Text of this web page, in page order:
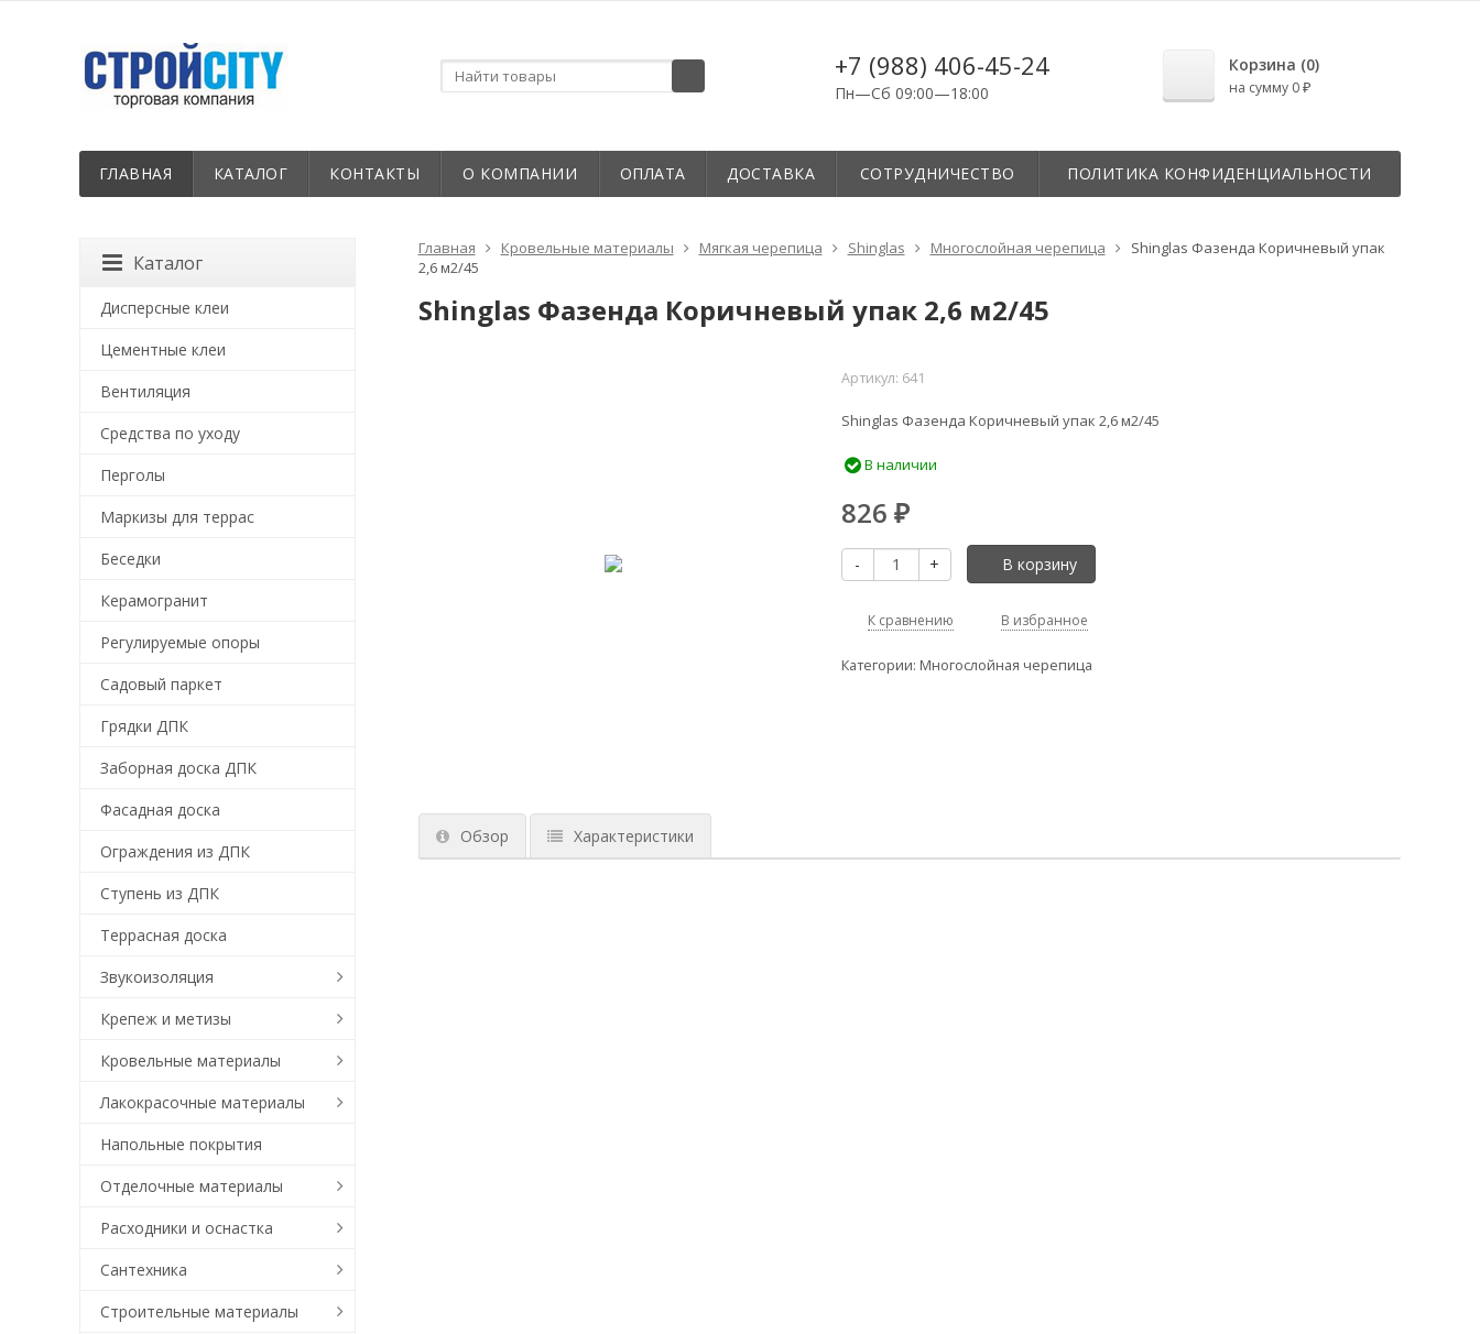
+7 (988) 406-45-24
Пн—Сб 09:00—18:00
Корзина (0)
на сумму 0 ₽
ГЛАВНАЯ КАТАЛОГ КОНТАКТЫ О КОМПАНИИ ОПЛАТА ДОСТАВКА СОТРУДНИЧЕСТВО ПОЛИТИКА КОНФИДЕНЦИАЛЬНОСТИ
Главная Кровельные материалы Мягкая черепица Shinglas Многослойная черепица
Shinglas Фазенда Коричневый упак
2,6 м2/45
Shinglas Фазенда Коричневый упак 2,6 м2/45
Артикул: 641
Shinglas Фазенда Коричневый упак 2,6 м2/45
В наличии
826 ₽
- + В корзину
К сравнению В избранное
Категории: Многослойная черепица
Обзор Характеристики
Каталог
Дисперсные клеи
Цементные клеи
Вентиляция
Средства по уходу
Перголы
Маркизы для террас
Беседки
Керамогранит
Регулируемые опоры
Садовый паркет
Грядки ДПК
Заборная доска ДПК
Фасадная доска
Ограждения из ДПК
Ступень из ДПК
Террасная доска
Звукоизоляция
Крепеж и метизы
Кровельные материалы
Лакокрасочные материалы
Напольные покрытия
Отделочные материалы
Расходники и оснастка
Сантехника
Строительные материалы